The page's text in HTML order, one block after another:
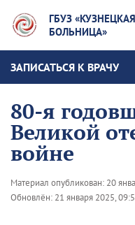
ГБУЗ
БОЛЬНИЦА»
ЗАПИСАТЬСЯ К ВРАЧУ
80-я
Великой
войне
Материал опубликован: 20
Обновлён: 21 января 2025,